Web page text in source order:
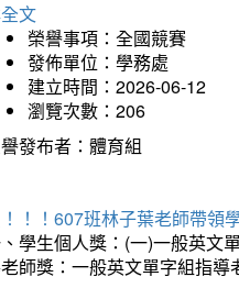
文
榮譽事項：全國競賽
發佈單位：學務處
建立時間：2026-06-12
瀏覽次數：206
發布者：體育組
！！607班林子葉老師帶領
學生個人獎：(一)一般英文
師獎：一般英文單字組指導